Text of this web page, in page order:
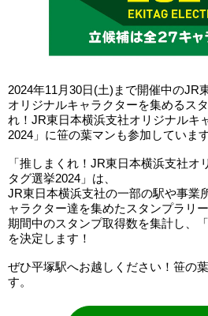
2024年11月30日(土)まで開催中のJR
オリジナルキャラクターを集めるス
れ！JR東日本横浜支社オリジナルキ
2024」に笹の葉マンも参加していま
「推しまくれ！JR東日本横浜支社オ
タグ選挙2024」は、
JR東日本横浜支社の一部の駅や事業
ャラクター達を集めたスタンプラリー
期間中のスタンプ取得数を集計し、
を決定します！
ぜひ平塚駅へお越しください！笹の
す。